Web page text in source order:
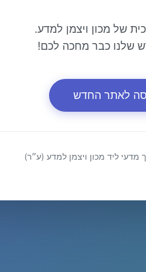
של מכון ויצמן למדע.
שלנו כבר מחכה לכם!
לאתר החדש
מדעי ליד מכון ויצמן למדע (ע״ר)